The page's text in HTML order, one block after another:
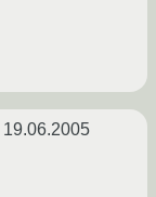
19.06.2005